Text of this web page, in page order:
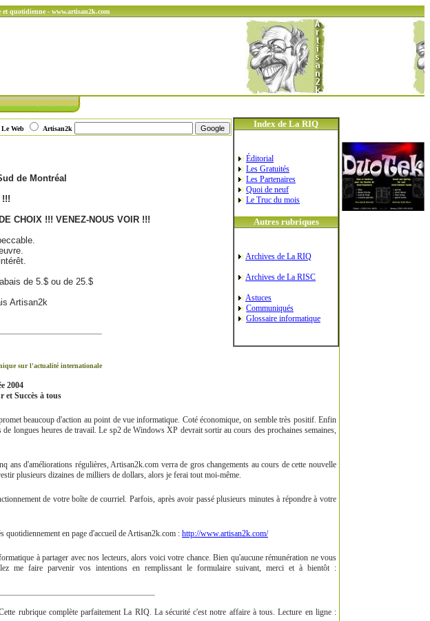
quotidienne - www.artisan2k.com
Index de La RIQ
Éditorial
Les Gratuités
Les Partenaires
Quoi de neuf
Le Truc du mois
Autres rubriques
Archives de La RIQ
Archives de La RISC
Astuces
Communiqués
Glossaire informatique
Le Web Artisan2k
de Montréal
!!!
CHOIX !!! VENEZ-NOUS VOIR !!!
de 5.$ ou de 25.$
Artisan2k
sur l'actualité internationale
2004
et Succès à tous
beaucoup d'action au point de vue informatique. Coté économique, on semble très positif. Enfin
longues heures de travail. Le sp2 de Windows XP devrait sortir au cours des prochaines semaines,
d'améliorations régulières, Artisan2k.com verra de gros changements au cours de cette nouvelle
plusieurs dizaines de milliers de dollars, alors je ferai tout moi-même.
de votre boîte de courriel. Parfois, après avoir passé plusieurs minutes à répondre à votre
en page d'accueil de Artisan2k.com : http://www.artisan2k.com/
à partager avec nos lecteurs, alors voici votre chance. Bien qu'aucune rémunération ne vous
me faire parvenir vos intentions en remplissant le formulaire suivant, merci et à bientôt :
rubrique complète parfaitement La RIQ. La sécurité c'est notre affaire à tous. Lecture en ligne :